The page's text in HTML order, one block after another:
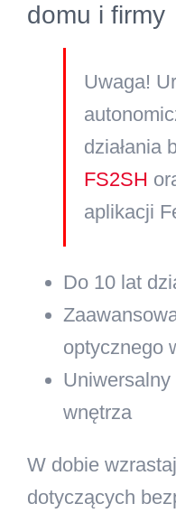
domu i firmy
Uwaga!
działania
FS2SH
aplikacji
Do 10 lat
optycznego
wnętrza
W dobie
dotyczących